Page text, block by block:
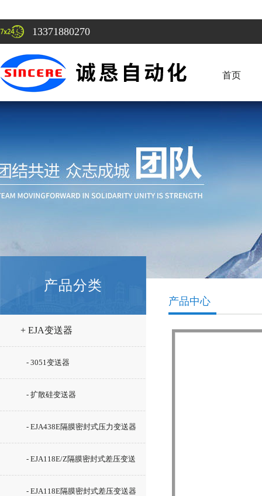
13371880270
首页
产品分类
+ EJA变送器
- 3051变送器
- 扩散硅变送器
- EJA438E隔膜密封式压力变送器
- EJA118E/Z隔膜密封式差压变送
器
- EJA118E隔膜密封式差压变送器
产品中心